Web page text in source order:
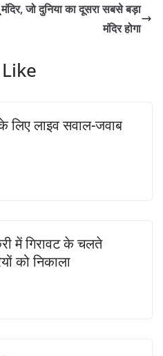
जो दुनिया का दूसरा सबसे बड़ा
मंदिर होगा
लिए लाइव सवाल-जवाब
में गिरावट के चलते
को निकाला